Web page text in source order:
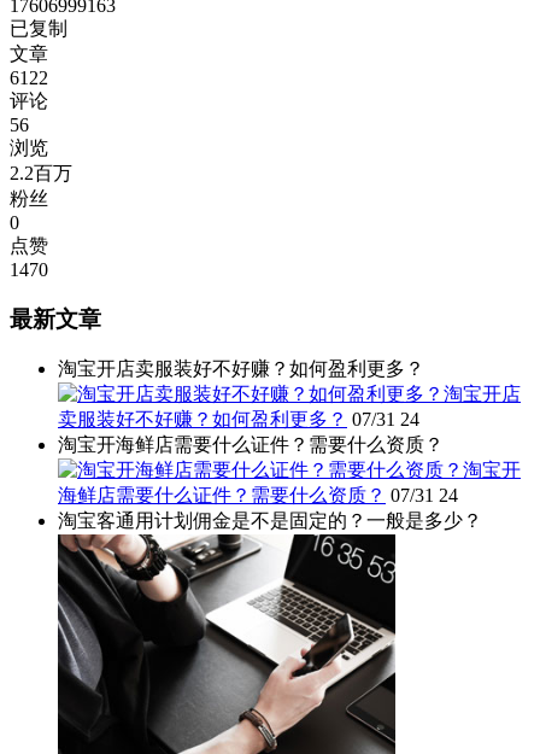
17606999163
已复制
文章
6122
评论
56
浏览
2.2百万
粉丝
0
点赞
1470
最新文章
淘宝开店卖服装好不好赚？如何盈利更多？
淘宝开店
卖服装好不好赚？如何盈利更多？ 07/31 24
淘宝开海鲜店需要什么证件？需要什么资质？
淘宝开
海鲜店需要什么证件？需要什么资质？ 07/31 24
淘宝客通用计划佣金是不是固定的？一般是多少？